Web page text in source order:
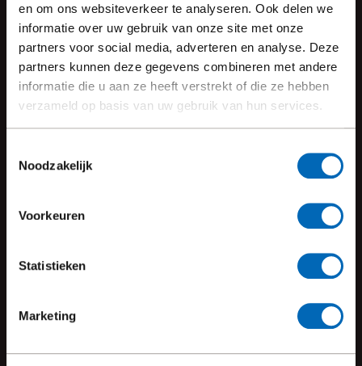
en om ons websiteverkeer te analyseren. Ook delen we
informatie over uw gebruik van onze site met onze
partners voor social media, adverteren en analyse. Deze
partners kunnen deze gegevens combineren met andere
informatie die u aan ze heeft verstrekt of die ze hebben
verzameld op basis van uw gebruik van hun services.
Noodzakelijk
Voorkeuren
Statistieken
Marketing
en dromen, wij luisteren en stellen vragen.
3
OFFERTE EN HAALBAARHEIDSTOETS
haalbaarheidstoets vertellen wij je exact wat jouw
neem contact op